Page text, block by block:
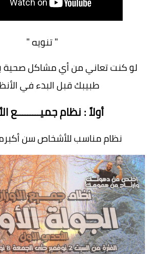
" تنويه "
لو كنت تعاني من أي مشاكل صحية
طبيبك قبل البدء في
أولاً : نظام جميـــــــــع
نظام مناسب للأشخاص سن أكبرمن 16